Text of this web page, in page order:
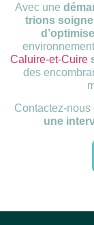
Avec une
trions
Caluire-et-Cuire
des
Contactez-nous
une